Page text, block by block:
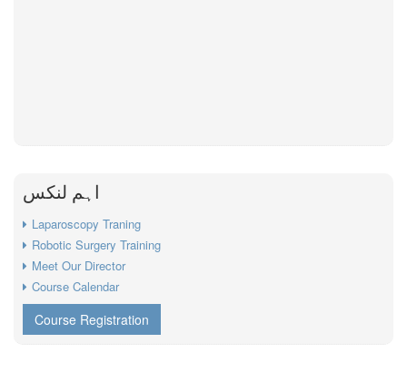
اہم لنکس
Laparoscopy Traning
Robotic Surgery Training
Meet Our Director
Course Calendar
Course Registration